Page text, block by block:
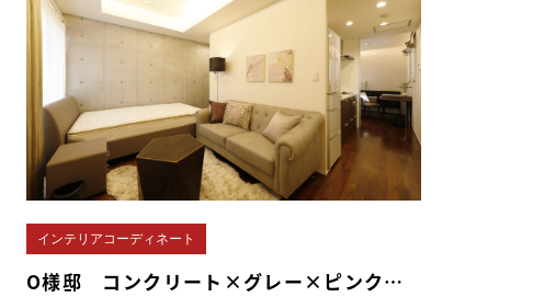
インテリアコーディネート
O様邸 コンクリート×グレー×ピンク…